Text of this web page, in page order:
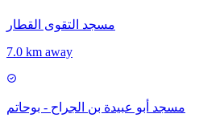
مسجد التقوى القطار
7.0 km away
مسجد أبو عبيدة بن الجراح - بوحاتم